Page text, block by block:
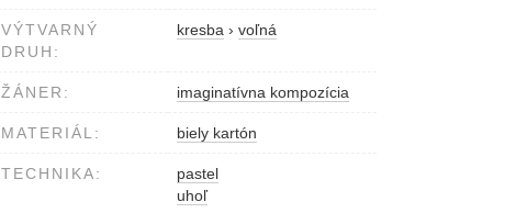
VÝTVARNÝ
DRUH:
kresba › voľná
ŽÁNER: imaginatívna kompozícia
MATERIÁL: biely kartón
TECHNIKA:
pastel
uhoľ